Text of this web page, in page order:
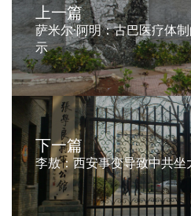
上一篇
萨米尔·阿明：古巴医疗体
示
下一篇
李敖：西安事变导致中共